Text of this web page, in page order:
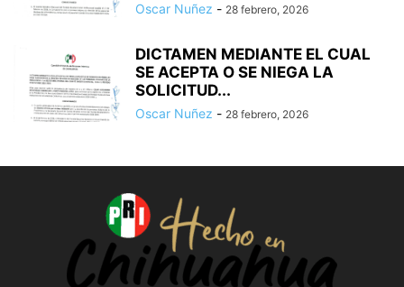
Oscar Nuñez - 28 febrero, 2026
DICTAMEN MEDIANTE EL CUAL
SE ACEPTA O SE NIEGA LA
SOLICITUD...
Oscar Nuñez - 28 febrero, 2026